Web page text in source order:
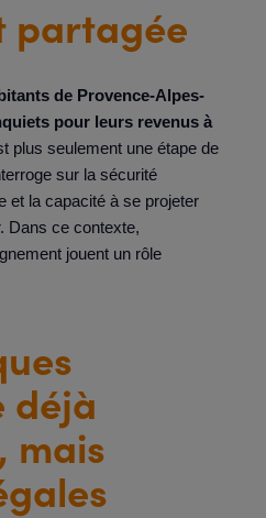
partagée
de Provence-Alpes-
pour leurs revenus à
plus seulement une étape de
sur la sécurité
et la capacité à se projeter
Dans ce contexte,
jouent un rôle
déjà
mais